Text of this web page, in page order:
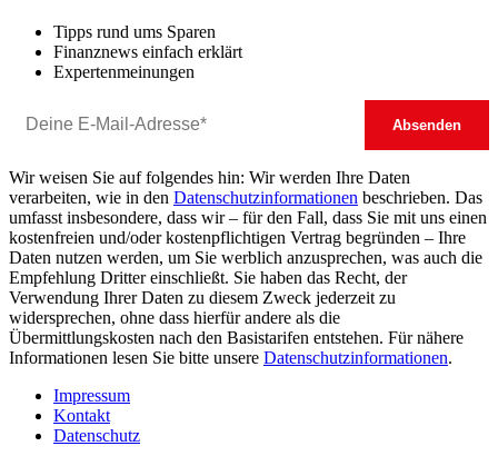
Tipps rund ums Sparen
Finanznews einfach erklärt
Expertenmeinungen
Wir weisen Sie auf folgendes hin: Wir werden Ihre Daten
verarbeiten, wie in den Datenschutzinformationen beschrieben. Das
umfasst insbesondere, dass wir – für den Fall, dass Sie mit uns einen
kostenfreien und/oder kostenpflichtigen Vertrag begründen – Ihre
Daten nutzen werden, um Sie werblich anzusprechen, was auch die
Empfehlung Dritter einschließt. Sie haben das Recht, der
Verwendung Ihrer Daten zu diesem Zweck jederzeit zu
widersprechen, ohne dass hierfür andere als die
Übermittlungskosten nach den Basistarifen entstehen. Für nähere
Informationen lesen Sie bitte unsere Datenschutzinformationen.
Impressum
Kontakt
Datenschutz